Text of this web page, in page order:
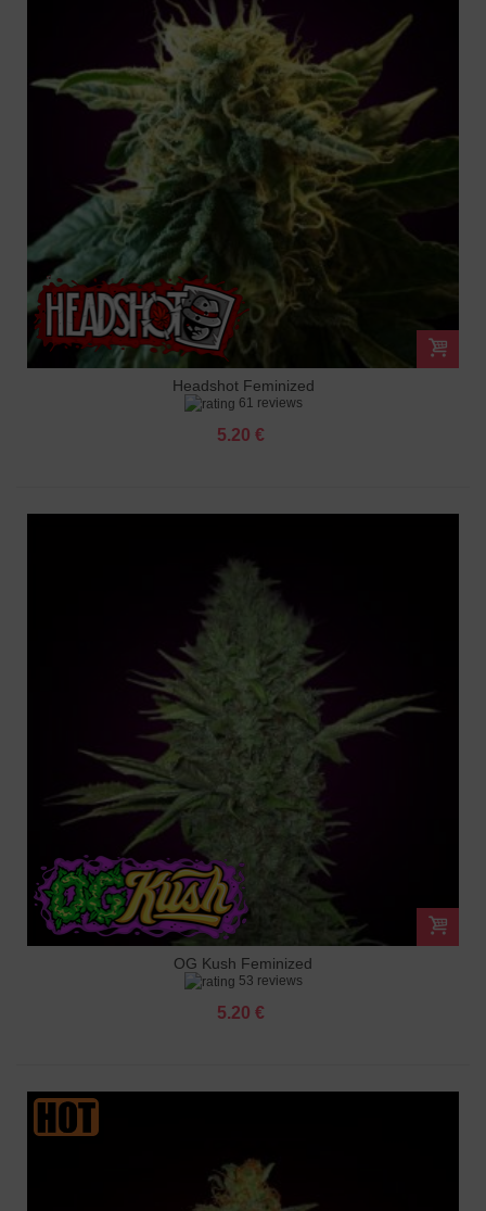
Headshot Feminized
61 reviews
5.20 €
OG Kush Feminized
53 reviews
5.20 €